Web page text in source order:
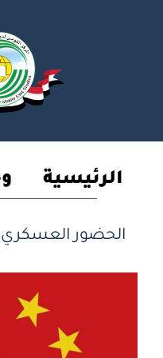
الرئيسية
الحضور العسكري